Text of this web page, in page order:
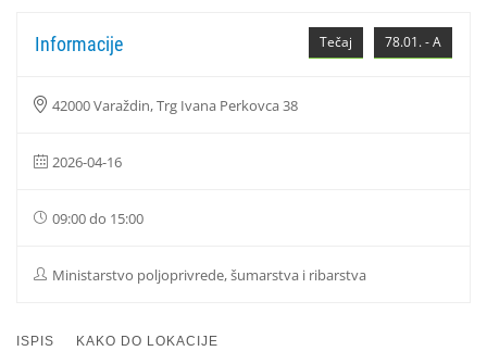
78.01. - A
Tečaj
Informacije
42000 Varaždin, Trg Ivana Perkovca 38
2026-04-16
09:00 do 15:00
Ministarstvo poljoprivrede, šumarstva i ribarstva
ISPIS KAKO DO LOKACIJE